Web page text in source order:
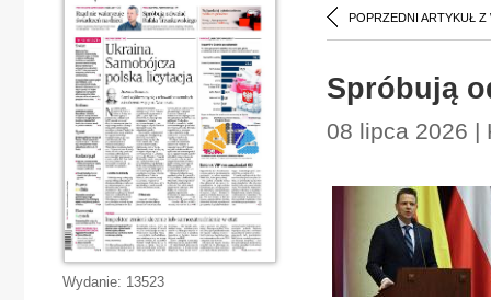
POPRZEDNI ARTYKUŁ Z
Spróbują
08 lipca 2026 |
Wydanie: 13523